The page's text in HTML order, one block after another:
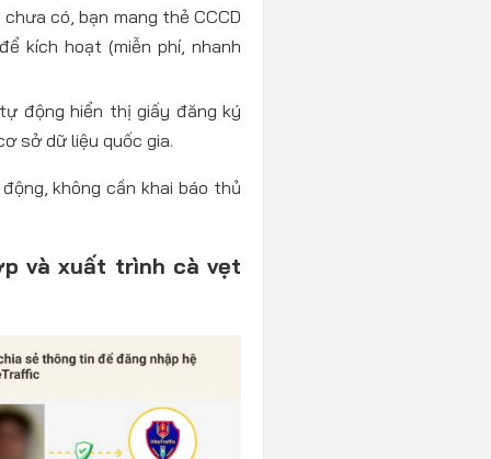
có, bạn mang thẻ CCCD
kích hoạt (miễn phí, nhanh
động hiển thị giấy đăng ký
sở dữ liệu quốc gia.
không cần khai báo thủ
và xuất trình cà vẹt